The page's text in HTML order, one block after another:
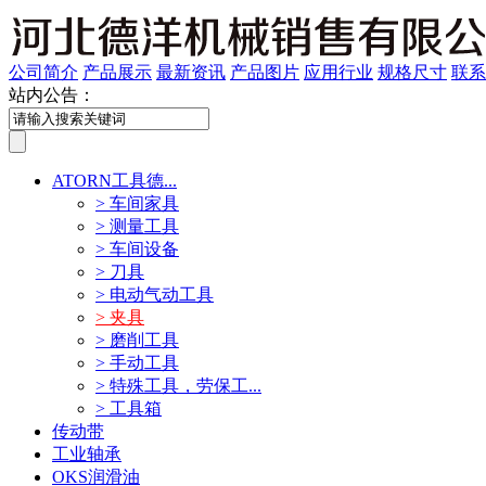
公司简介 产品展示 最新资讯 产品图片 应用行业 规格尺寸 联
站内公告：
ATORN工具德...
> 车间家具
> 测量工具
> 车间设备
> 刀具
> 电动气动工具
> 夹具
> 磨削工具
> 手动工具
> 特殊工具，劳保工...
> 工具箱
传动带
工业轴承
OKS润滑油